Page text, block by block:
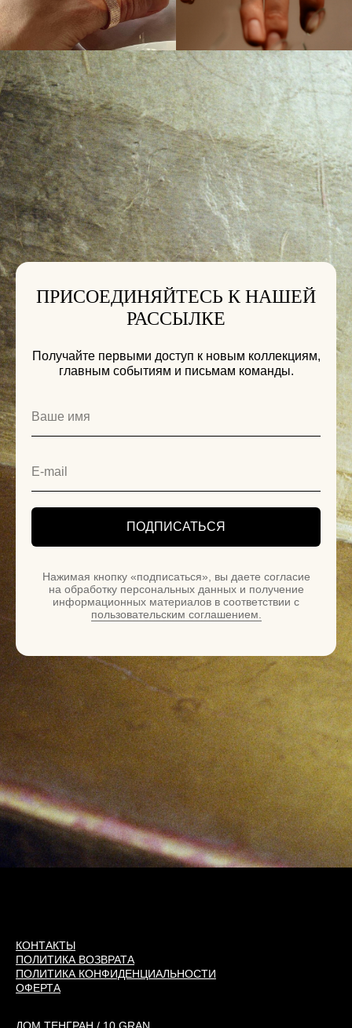
ПРИСОЕДИНЯЙТЕСЬ К НАШЕЙ
РАССЫЛКЕ
Получайте первыми доступ к новым коллекциям,
главным событиям и письмам команды.
ПОДПИСАТЬСЯ
Нажимая кнопку «подписаться», вы даете согласие
на обработку персональных данных и получение
информационных материалов в соответствии с
пользовательским соглашением.
КОНТАКТЫ
ПОЛИТИКА ВОЗВРАТА
ПОЛИТИКА КОНФИДЕНЦИАЛЬНОСТИ
ОФЕРТА